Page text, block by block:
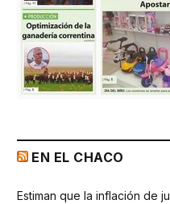
EN EL CHACO
Estiman que la inflación de